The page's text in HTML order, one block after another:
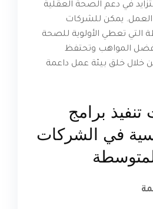
في دعم الصحة العقلية
يمكن للشركات
التي تعطي الأولوية للصحة
المواهب وتحتفظ
خلق بيئة عمل داعمة
تنفيذ برامج
في الشركات